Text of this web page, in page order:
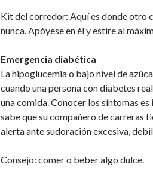
Kit del corredor: Aquí es donde otro
nunca. Apóyese en él y estire al
Emergencia diabética
La hipoglucemia o bajo nivel de
cuando una persona con diabetes
una comida. Conocer los síntomas
sabe que su compañero de carreras
alerta ante sudoración excesiva,
Consejo: comer o beber algo dulce.